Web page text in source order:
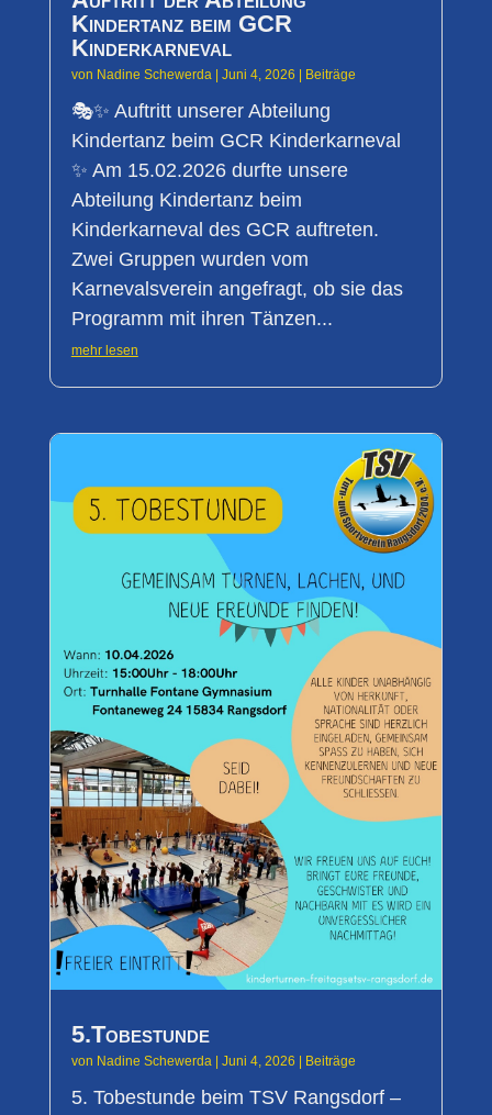
Kindertanz beim GCR
Kinderkarneval
von Nadine Schewerda| Juni 4, 2026 Beiträge
🎭✨ Auftritt unserer Abteilung
Kindertanz beim GCR Kinderkarneval
✨ Am 15.02.2026 durfte unsere
Abteilung Kindertanz beim
Kinderkarneval des GCR auftreten.
Zwei Gruppen wurden vom
Karnevalsverein angefragt, ob sie das
Programm mit ihren Tänzen...
mehr lesen
5.Tobestunde
von Nadine Schewerda| Juni 4, 2026 Beiträge
5. Tobestunde beim TSV Rangsdorf –